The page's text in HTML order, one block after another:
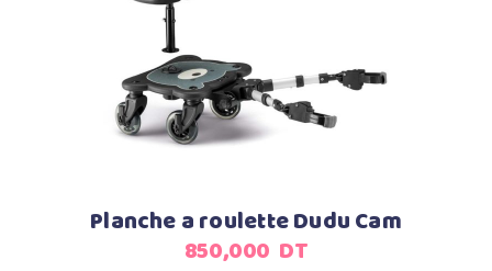
Ajouter au panier
Planche a roulette Dudu Cam
850,000 DT